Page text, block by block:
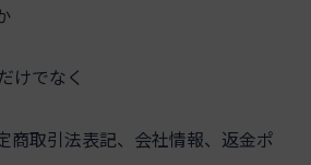
けでなく
商取引法表記、会社情報、返金ポ